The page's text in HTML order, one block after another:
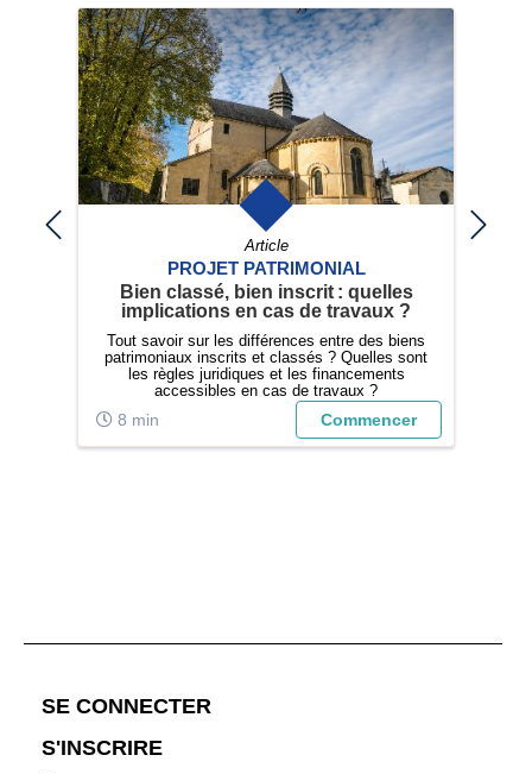
Article
PROJET PATRIMONIAL
Bien classé, bien inscrit : quelles
implications en cas de travaux ?
Tout savoir sur les différences entre des biens
patrimoniaux inscrits et classés ? Quelles sont
les règles juridiques et les financements
accessibles en cas de travaux ?
8 min Commencer
SE CONNECTER
S'INSCRIRE